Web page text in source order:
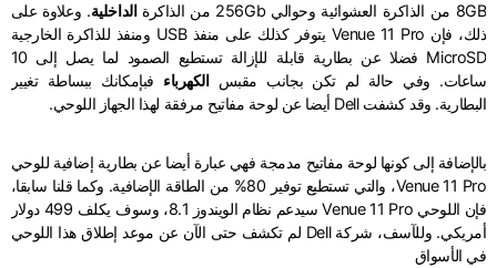
8GB من الذاكرة العشوائية وحوالي 256Gb من الذاكرة
الداخلية. وعلاوة على
ذلك، فإن Venue 11 Pro يتوفر كذلك على منفذ USB ومنفذ للذاكرة الخارجية
MicroSD فضلا عن بطارية قابلة للإزالة تستطيع الصمود لما يصل إلى 10
ساعات. وفي حالة لم تكن بجانب مقبسالكهرباء فبإمكانك ببساطة تغيير
البطارية. وقد كشفت Dell أيضا عن لوحة مفاتيح مرفقة لهذا الجهاز اللوحي.
بالإضافة إلى كونها لوحة مفاتيح مدمجة فهي عبارة أيضا عن بطارية إضافية للوحي
Venue 11 Pro، والتي تستطيع توفير 80% من الطاقة الإضافية. وكما قلنا سابقا،
فإن اللوحي Venue 11 Pro سيدعم نظام الويندوز 8.1، وسوف يكلف 499 دولار
أمريكي. وللآسف، شركة Dell لم تكشف حتى الآن عن موعد إطلاق هذا اللوحي
في الأسواق